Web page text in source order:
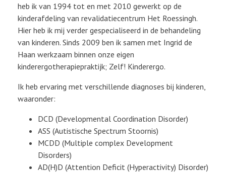
heb ik van 1994 tot en met 2010 gewerkt op de
kinderafdeling van revalidatiecentrum Het Roessingh.
Hier heb ik mij verder gespecialiseerd in de behandeling
van kinderen. Sinds 2009 ben ik samen met Ingrid de
Haan werkzaam binnen onze eigen
kinderergotherapiepraktijk; Zelf! Kinderergo.
Ik heb ervaring met verschillende diagnoses bij kinderen,
waaronder:
DCD (Developmental Coordination Disorder)
ASS (Autistische Spectrum Stoornis)
MCDD (Multiple complex Development
Disorders)
AD(H)D (Attention Deficit (Hyperactivity) Disorder)